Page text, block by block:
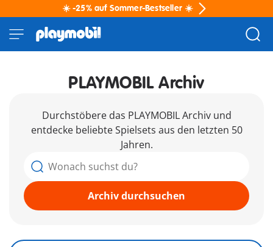
☀️ -25% auf Sommer-Bestseller ☀️
PLAYMOBIL Archiv
Durchstöbere das PLAYMOBIL Archiv und
entdecke beliebte Spielsets aus den letzten 50
Jahren.
Archiv durchsuchen